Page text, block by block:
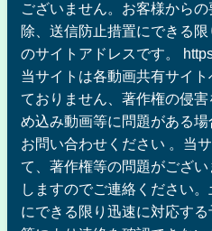
ございません。お客様から
除、送信防止措置にできる
のサイトアドレスです。
当サイトは各動画共有サイ
ておりません、著作権の侵
め込み動画等に問題がある
お問い合わせください 。当
て、著作権等の問題がござ
しますのでご連絡ください
にできる限り迅速に対応す